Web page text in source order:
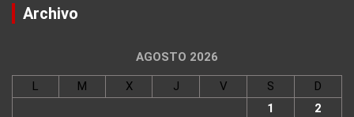
Archivo
AGOSTO 2026
L M X J V S
D
1
2